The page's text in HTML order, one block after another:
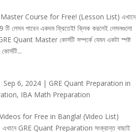
Course for Free! (Lesson List) এখানে
লেসন পাবেন একদম ফ্রিতেই! ক্লিক করলেই লেসনগুলো
Quant Master কোর্সটি সম্পর্কে যেমন একটা স্পষ্ট
Sep 6, 2024 | GRE Quant Preparation in
, IBA Math Preparation
for Free in Bangla! (Video List)
GRE Quant Preparation সংক্রান্ত বাছাই